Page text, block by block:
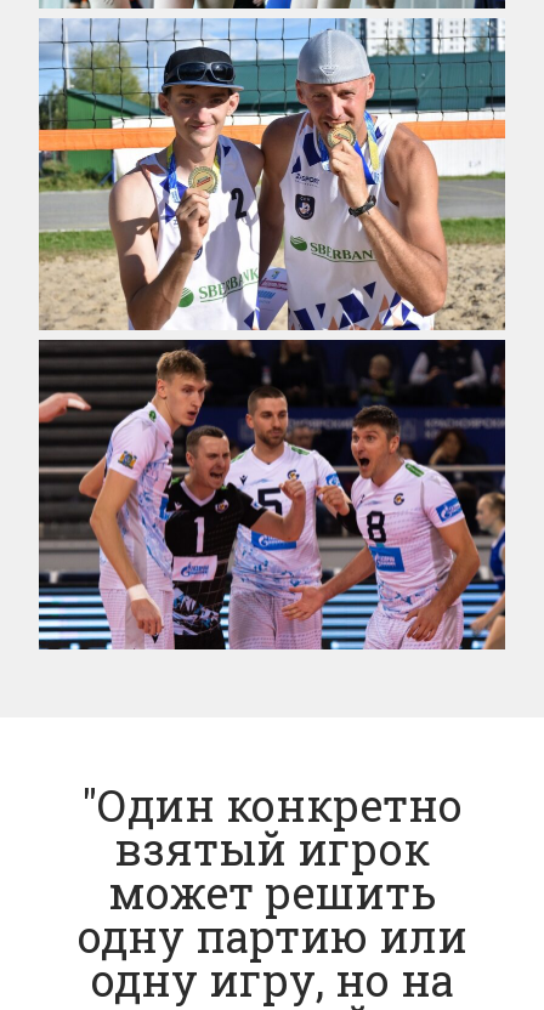
"Один конкретно
взятый игрок
может решить
одну партию или
одну игру, но на